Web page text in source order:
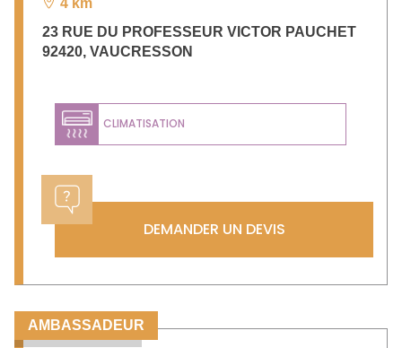
23 RUE DU PROFESSEUR VICTOR PAUCHET
92420, VAUCRESSON
CLIMATISATION
DEMANDER UN DEVIS
AMBASSADEUR